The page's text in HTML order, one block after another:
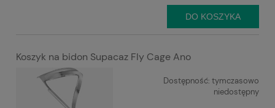
DO KOSZYKA
Koszyk na bidon Supacaz Fly Cage Ano
Dostępność: tymczasowo
niedostępny